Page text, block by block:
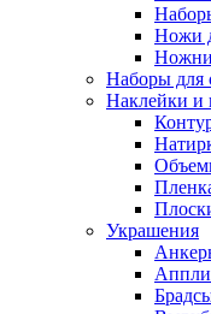
Ножи
Наборы для
Наклейки и
Украшения